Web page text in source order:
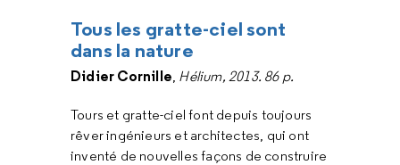
Tous les gratte-ciel sont
dans la nature
Didier Cornille Hélium, 2013. 86 p.
Tours et gratte-ciel font depuis toujours
rêver ingénieurs et architectes, qui ont
inventé de nouvelles façons de construire